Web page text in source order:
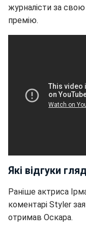
журналісти за
премію.
Які відгуки
Раніше актриса
коментарі Styler
отримав Оскара.